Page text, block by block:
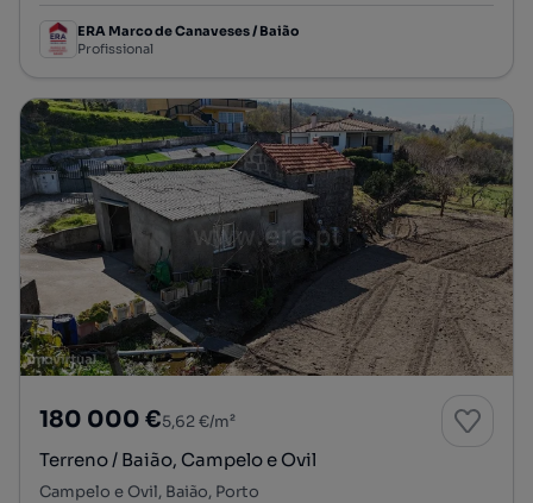
ERA Marco de Canaveses / Baião
Profissional
180 000 €5,62 €/m²
Terreno / Baião, Campelo e Ovil
Campelo e Ovil, Baião, Porto